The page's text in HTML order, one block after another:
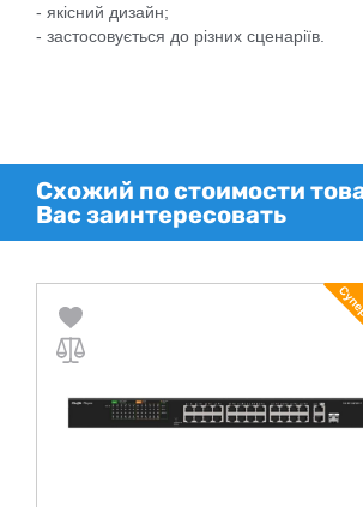
- якісний дизайн;
- застосовується до різних сценаріїв.
Схожий по стоимости
Вас заинтересовать